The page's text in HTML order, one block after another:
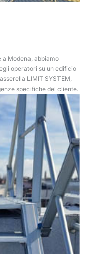
a Modena, abbiamo
operatori su un edificio
LIMIT SYSTEM,
specifiche del cliente.